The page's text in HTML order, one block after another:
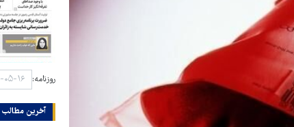
روزنامه:
آخرین مطالب